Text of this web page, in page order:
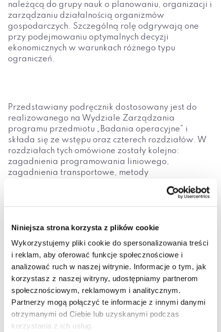
Niniejsza strona korzysta z plików cookie
Wykorzystujemy pliki cookie do spersonalizowania treści
i reklam, aby oferować funkcje społecznościowe i
analizować ruch w naszej witrynie. Informacje o tym, jak
korzystasz z naszej witryny, udostępniamy partnerom
społecznościowym, reklamowym i analitycznym.
Partnerzy mogą połączyć te informacje z innymi danymi
otrzymanymi od Ciebie lub uzyskanymi podczas
korzystania z ich usług.
należącą do grupy nauk o planowaniu, organizacji i
zarządzaniu działalnością organizmów
gospodarczych. Szczególną rolę odgrywają one
przy podejmowaniu optymalnych decyzji
ekonomicznych w warunkach różnego typu
ograniczeń.
Przedstawiany podręcznik dostosowany jest do
realizowanego na Wydziale Zarządzania
programu przedmiotu „Badania operacyjne” i
składa się ze wstępu oraz czterech rozdziałów. W
rozdziałach tych omówione zostały kolejno:
zagadnienia programowania liniowego,
zagadnienia transportowe, metody
programowania sieciowego. Podręcznik zawiera
ekonomiczne prezentowanych zagadnień oraz
w pełni rozwiązanych w podręczniku przykładów,
każdy rozdział zakończony jest 10 przykładami
przeznaczonymi do samodzielnego rozwiązania.
Do każdego z nich podana jest odpowiedź, co
znacznie ułatwia zrozumienie i przyswojenie
materiału teoretycznego oraz jego zastosowań.